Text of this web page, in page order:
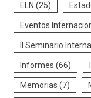
ELN (25)
Eventos
II Seminario
Informes (66)
Memorias (7)